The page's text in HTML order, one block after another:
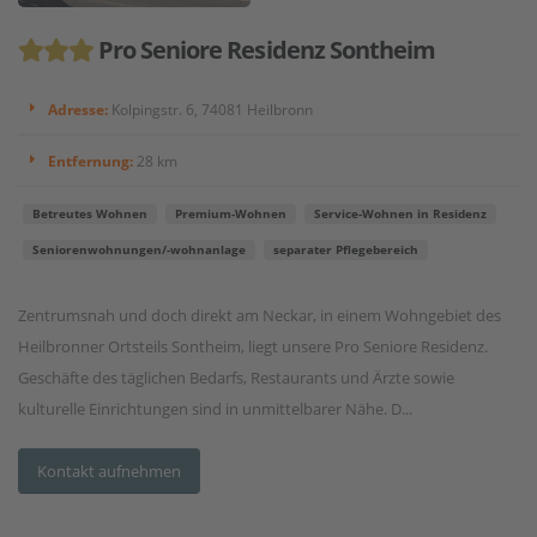
Pro Seniore Residenz Sontheim
Adresse: Kolpingstr. 6, 74081 Heilbronn
Entfernung: 28 km
Betreutes Wohnen Premium-Wohnen Service-Wohnen in Residenz
Seniorenwohnungen/-wohnanlage separater Pflegebereich
Zentrumsnah und doch direkt am Neckar, in einem Wohngebiet des
Heilbronner Ortsteils Sontheim, liegt unsere Pro Seniore Residenz.
Geschäfte des täglichen Bedarfs, Restaurants und Ärzte sowie
kulturelle Einrichtungen sind in unmittelbarer Nähe. D...
Kontakt aufnehmen